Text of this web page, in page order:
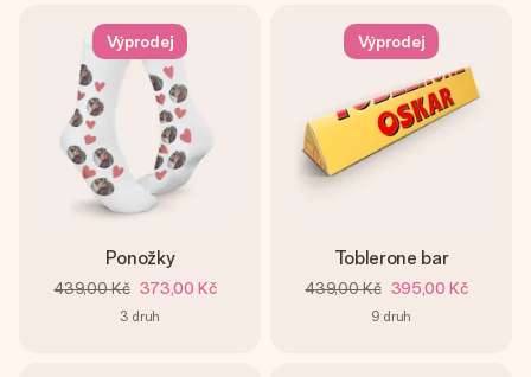
Výprodej
Ponožky
439,00 Kč 373,00 Kč
3 druh
Výprodej
Toblerone bar
439,00 Kč 395,00 Kč
9 druh